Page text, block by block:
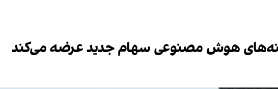
هوش مصنوعی سهام جدید عرضه می‌کند